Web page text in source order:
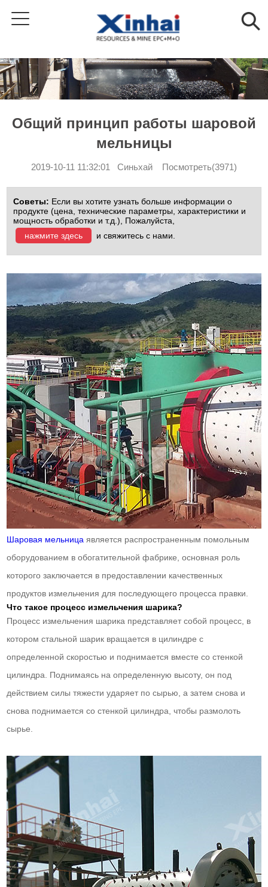
Общий принцип работы шаровой
мельницы
2019-10-11 11:32:01 Синьхай Посмотреть(3971)
Советы: Если вы хотите узнать больше информации о
продукте (цена, технические параметры, характеристики и
мощность обработки и т.д.), Пожалуйста,
нажмите здесь
и свяжитесь с нами.
Шаровая мельница является распространенным помольным
оборудованием в обогатительной фабрике, основная роль
которого заключается в предоставлении качественных
продуктов измельчения для последующего процесса правки.
Что такое процесс измельчения шарика?
Процесс измельчения шарика представляет собой процесс, в
котором стальной шарик вращается в цилиндре с
определенной скоростью и поднимается вместе со стенкой
цилиндра. Поднимаясь на определенную высоту, он под
действием силы тяжести ударяет по сырью, а затем снова и
снова поднимается со стенкой цилиндра, чтобы размолоть
сырье.